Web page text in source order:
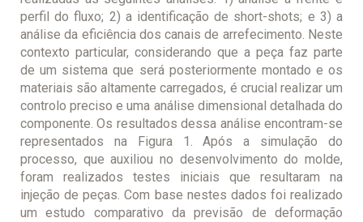
perfil do fluxo; 2) a identificação de short-shots; e 3) a
análise da eficiência dos canais de arrefecimento. Neste
contexto particular, considerando que a peça faz parte
de um sistema que será posteriormente montado e os
materiais são altamente carregados, é crucial realizar um
controlo preciso e uma análise dimensional detalhada do
componente. Os resultados dessa análise encontram-se
representados na Figura 1. Após a simulação do
processo, que auxiliou no desenvolvimento do molde,
foram realizados testes iniciais que resultaram na
injeção de peças. Com base nestes dados foi realizado
um estudo comparativo da previsão de deformação